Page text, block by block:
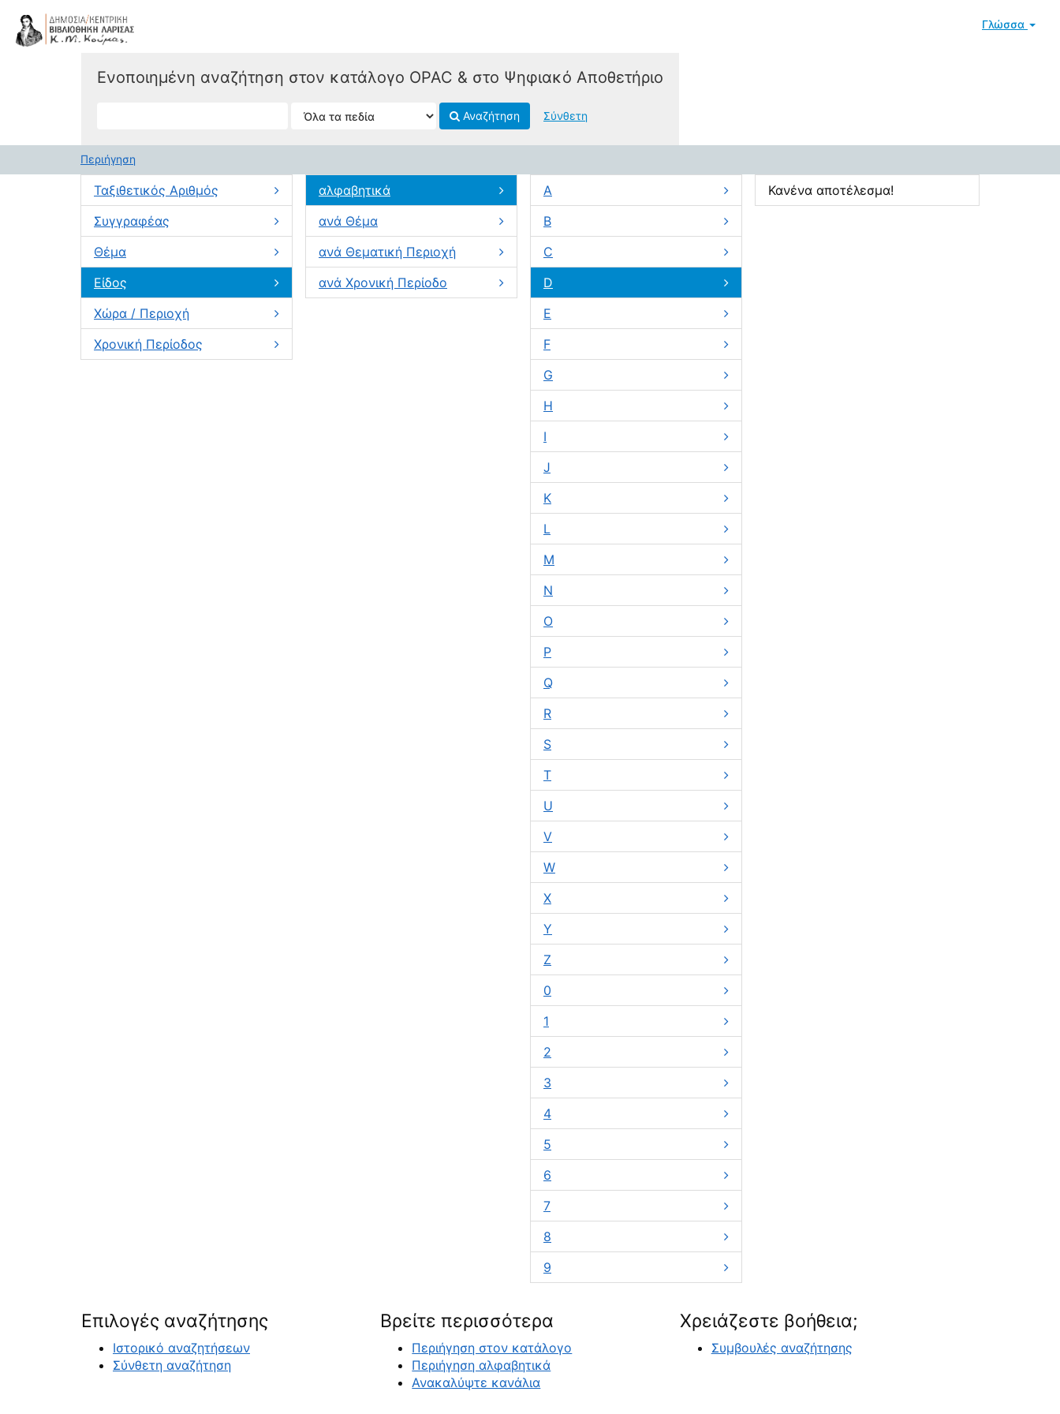
VuFind Γλώσσα
Ενοποιημένη αναζήτηση στον κατάλογο OPAC & στο Ψηφιακό Αποθετήριο
Αναζήτηση Σύνθετη
Περιήγηση
Ταξιθετικός Αριθμός
Συγγραφέας
Θέμα
Είδος
Χώρα / Περιοχή
Χρονική Περίοδος
αλφαβητικά
ανά Θέμα
ανά Θεματική Περιοχή
ανά Χρονική Περίοδο
A
B
C
D
E
F
G
H
I
J
K
L
M
N
O
P
Q
R
S
T
U
V
W
X
Y
Z
0
1
2
3
4
5
6
7
8
9
Κανένα αποτέλεσμα!
Επιλογές αναζήτησης
Ιστορικό αναζητήσεων
Σύνθετη αναζήτηση
Βρείτε περισσότερα
Περιήγηση στον κατάλογο
Περιήγηση αλφαβητικά
Ανακαλύψτε κανάλια
Χρειάζεστε βοήθεια;
Συμβουλές αναζήτησης